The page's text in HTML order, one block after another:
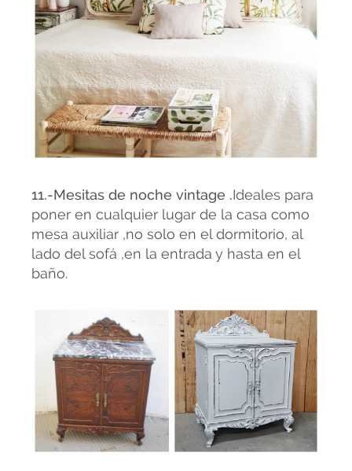
11.-Mesitas de noche vintage .Ideales para
poner en cualquier lugar de la casa como
mesa auxiliar ,no solo en el dormitorio, al
lado del sofá ,en la entrada y hasta en el
baño.